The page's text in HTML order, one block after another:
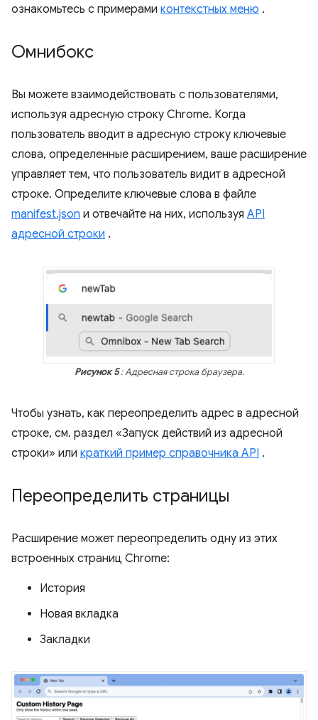
ознакомьтесь с примерами контекстных меню .
Омнибокс
Вы можете взаимодействовать с пользователями,
используя адресную строку Chrome. Когда
пользователь вводит в адресную строку ключевые
слова, определенные расширением, ваше расширение
управляет тем, что пользователь видит в адресной
строке. Определите ключевые слова в файле
manifest.json и отвечайте на них, используя API
адресной строки .
Рисунок 5: Адресная строка браузера.
Чтобы узнать, как переопределить адрес в адресной
строке, см. раздел «Запуск действий из адресной
строки» или краткий пример справочника API .
Переопределить страницы
Расширение может переопределить одну из этих
встроенных страниц Chrome:
История
Новая вкладка
Закладки